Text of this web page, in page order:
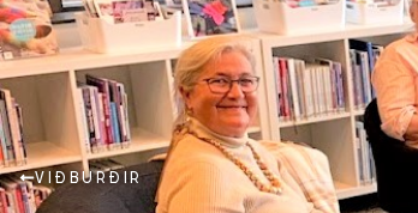
VIÐBURÐIR